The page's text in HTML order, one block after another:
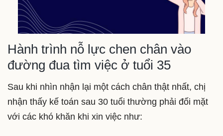
Hành trình nỗ lực chen chân vào
đường đua tìm việc ở tuổi 35
Sau khi nhìn nhận lại một cách chân thật nhất, chị
nhận thấy kế toán sau 30 tuổi thường phải đối mặt
với các khó khăn khi xin việc như: